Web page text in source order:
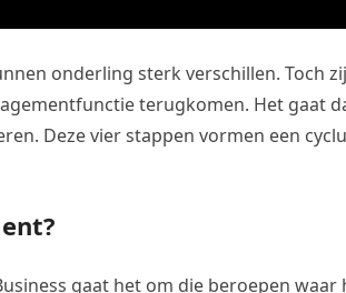
onderling sterk verschillen. Toch
terugkomen. Het gaat
Deze vier stappen vormen een
gaat het om die beroepen